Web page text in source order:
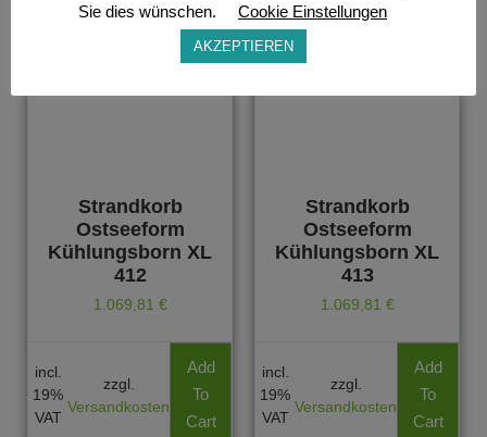
Strandkorb
Ostseeform
Kühlungsborn XL
412
1.069,81 €
incl.
19%
VAT
zzgl.
Versandkosten
Add
To
Cart
Strandkorb
Ostseeform
Kühlungsborn XL
413
1.069,81 €
incl.
19%
VAT
zzgl.
Versandkosten
Add
To
Cart
Sie dies wünschen.
Cookie Einstellungen
AKZEPTIEREN